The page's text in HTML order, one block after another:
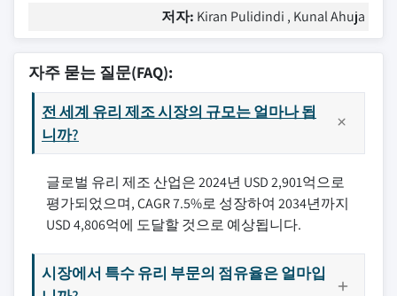
저자: Kiran Pulidindi , Kunal Ahuja
자주 묻는 질문(FAQ):
전 세계 유리 제조 시장의 규모는 얼마나 됩
니까?
글로벌 유리 제조 산업은 2024년 USD 2,901억으로
평가되었으며, CAGR 7.5%로 성장하여 2034년까지
USD 4,806억에 도달할 것으로 예상됩니다.
시장에서 특수 유리 부문의 점유율은 얼마입